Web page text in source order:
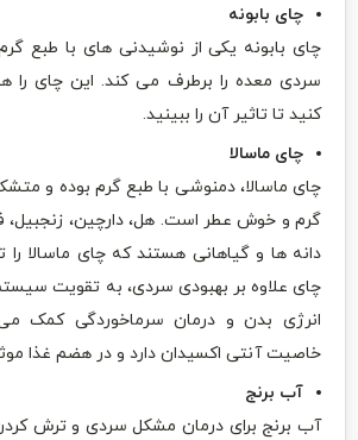
چای بابونه
چای بابونه یکی از نوشیدنی های با طبع
سردی معده را برطرف می کند. این چای را
کنید تا تاثیر آن را ببینید.
چای ماسالا
چای ماسالا، دمنوشی با طبع گرم بوده و
گرم و خوش عطر است. هل، دارچین، زنجبیل،
دانه ها و گیاهانی هستند که چای ماسالا را
چای علاوه بر بهبودی سردی، به تقویت
انرژی بدن و درمان سرماخوردگی کمک
خاصیت آنتی اکسیدان دارد و در هضم غذا
آب برنج
آب برنج برای درمان مشکل سردی و ترش